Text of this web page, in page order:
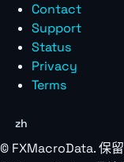
Contact
Support
Status
Privacy
Terms
zh
© FXMacroData. 保